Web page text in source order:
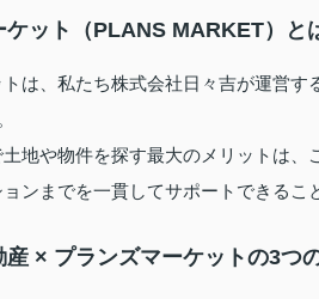
ケット（PLANS MARKET）と
は、私たち株式会社日々吉が運営す
地や物件を探す最大のメリットは
ンまでを一貫してサポートできるこ
× プランズマーケットの3つ